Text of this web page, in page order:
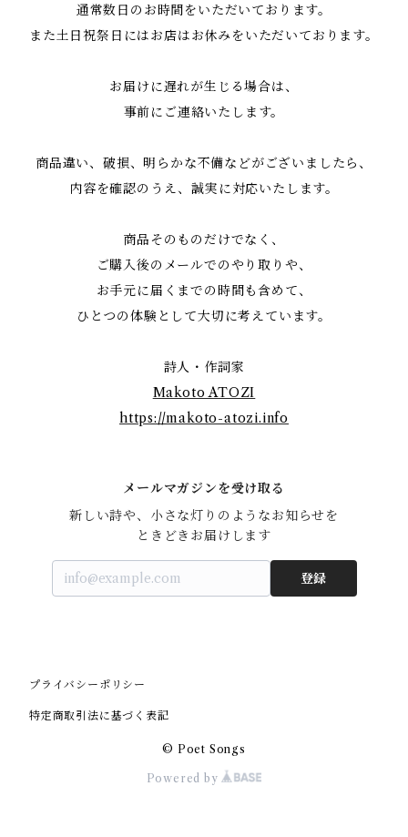
通常数日のお時間をいただいております。
また土日祝祭日にはお店はお休みをいただいております。
お届けに遅れが生じる場合は、
事前にご連絡いたします。
商品違い、破損、明らかな不備などがございましたら、
内容を確認のうえ、誠実に対応いたします。
商品そのものだけでなく、
ご購入後のメールでのやり取りや、
お手元に届くまでの時間も含めて、
ひとつの体験として大切に考えています。
詩人・作詞家
Makoto ATOZI
https://makoto-atozi.info
メールマガジンを受け取る
新しい詩や、小さな灯りのようなお知らせを
ときどきお届けします
登録
プライバシーポリシー
特定商取引法に基づく表記
© Poet Songs
Powered by